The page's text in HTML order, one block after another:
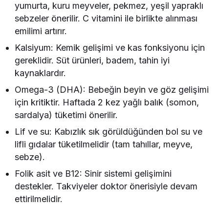
yumurta, kuru meyveler, pekmez, yeşil yapraklı
sebzeler önerilir. C vitamini ile birlikte alınması
emilimi artırır.
Kalsiyum: Kemik gelişimi ve kas fonksiyonu için
gereklidir. Süt ürünleri, badem, tahin iyi
kaynaklardır.
Omega-3 (DHA): Bebeğin beyin ve göz gelişimi
için kritiktir. Haftada 2 kez yağlı balık (somon,
sardalya) tüketimi önerilir.
Lif ve su: Kabızlık sık görüldüğünden bol su ve
lifli gıdalar tüketilmelidir (tam tahıllar, meyve,
sebze).
Folik asit ve B12: Sinir sistemi gelişimini
destekler. Takviyeler doktor önerisiyle devam
ettirilmelidir.